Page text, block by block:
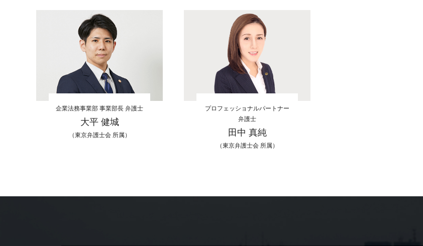
企業法務事業部 事業部長 弁護士
大平 健城
（東京弁護士会 所属）
プロフェッショナルパートナー
弁護士
田中 真純
（東京弁護士会 所属）